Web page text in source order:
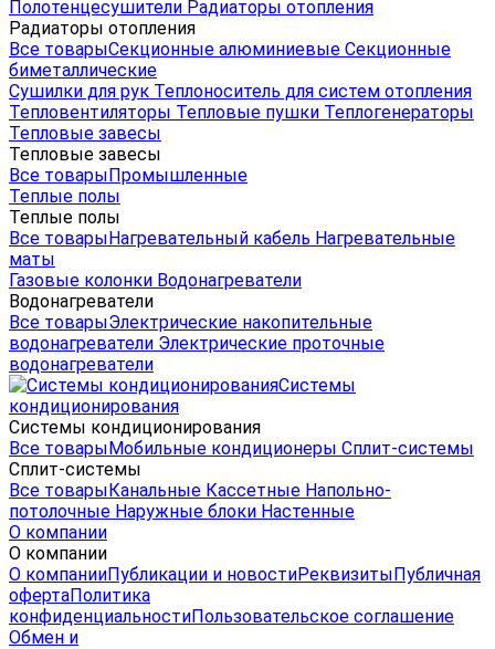
Полотенцесушители Радиаторы отопления
Радиаторы отопления
Все товарыСекционные алюминиевые Секционные
биметаллические
Сушилки для рук Теплоноситель для систем отопления
Тепловентиляторы Тепловые пушки Теплогенераторы
Тепловые завесы
Тепловые завесы
Все товарыПромышленные
Теплые полы
Теплые полы
Все товарыНагревательный кабель Нагревательные
маты
Газовые колонки Водонагреватели
Водонагреватели
Все товарыЭлектрические накопительные
водонагреватели Электрические проточные
водонагреватели
Системы
кондиционирования
Системы кондиционирования
Все товарыМобильные кондиционеры Сплит-системы
Сплит-системы
Все товарыКанальные Кассетные Напольно-
потолочные Наружные блоки Настенные
О компании
О компании
О компанииПубликации и новостиРеквизитыПубличная
офертаПолитика
конфиденциальностиПользовательское соглашение
Обмен и